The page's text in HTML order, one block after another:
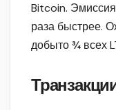
Bitcoin.
раза быстрее.
добыто ¾ всех